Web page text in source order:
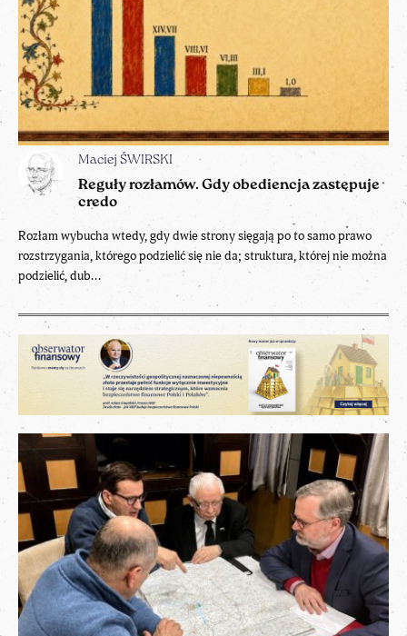
Maciej ŚWIRSKI
Reguły rozłamów. Gdy obediencja zastępuje
credo
Rozłam wybucha wtedy, gdy dwie strony sięgają po to samo prawo
rozstrzygania, którego podzielić się nie da; struktura, której nie można
podzielić, dub...